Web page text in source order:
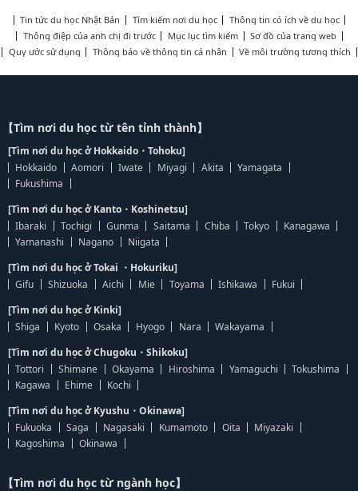
Tin tức du học Nhật Bản Tìm kiếm nơi du học
Thông tin có ích về du học
Thông điệp của anh chị đi trước
Mục lục tìm kiếm
Sơ đồ của trang web
Quy ước sử dụng
Thông báo về thông tin cá nhân Về môi trường tương thích
【Tìm nơi du học từ tên tỉnh thành】
[Tìm nơi du học ở Hokkaido・Tohoku]
Hokkaido
Aomori Iwate Miyagi Akita
Yamagata
Fukushima
[Tìm nơi du học ở Kanto・Koshinetsu]
Ibaraki
Tochigi Gunma Saitama Chiba Tokyo
Kanagawa
Yamanashi
Nagano
Niigata
[Tìm nơi du học ở Tokai ・Hokuriku]
Gifu
Shizuoka Aichi Mie Toyama Ishikawa
Fukui
[Tìm nơi du học ở Kinki]
Shiga
Kyoto Osaka Hyogo Nara
Wakayama
[Tìm nơi du học ở Chugoku・Shikoku]
Tottori
Shimane Okayama Hiroshima Yamaguchi
Tokushima
Kagawa
Ehime
Kochi
[Tìm nơi du học ở Kyushu・Okinawa]
Fukuoka
Saga Nagasaki Kumamoto Oita
Miyazaki
Kagoshima
Okinawa
【Tìm nơi du học từ ngành học】